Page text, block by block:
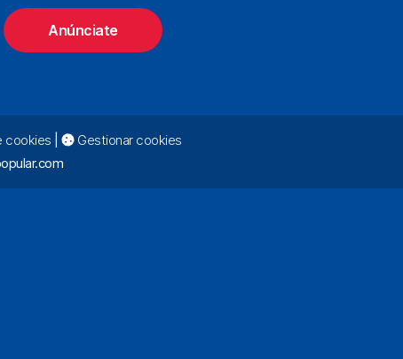
Anúnciate
cookies
Gestionar cookies